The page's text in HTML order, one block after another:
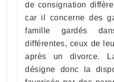
de consignation
car il concerne des
famille gardés
différentes, ceux de
après un divorce.
désigne donc la